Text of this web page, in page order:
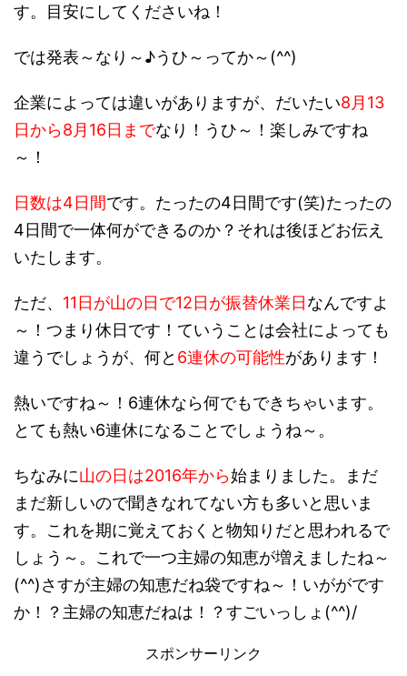
す。目安にしてくださいね！
では発表～なり～♪うひ～ってか～(^^)
企業によっては違いがありますが、だいたい8月13
日から8月16日までなり！うひ～！楽しみですね
～！
日数は4日間です。たったの4日間です(笑)たったの
4日間で一体何ができるのか？それは後ほどお伝え
いたします。
ただ、 11日が山の日で12日が振替休業日なんですよ
～！つまり休日です！ていうことは会社によっても
違うでしょうが、何と 6連休の可能性があります！
熱いですね～！6連休なら何でもできちゃいます。
とても熱い6連休になることでしょうね～。
ちなみに山の日は2016年から始まりました。まだ
まだ新しいので聞きなれてない方も多いと思いま
す。これを期に覚えておくと物知りだと思われるで
しょう～。これで一つ主婦の知恵が増えましたね～
(^^)さすが主婦の知恵だね袋ですね～！いががです
か！？主婦の知恵だねは！？すごいっしょ(^^)/
スポンサーリンク